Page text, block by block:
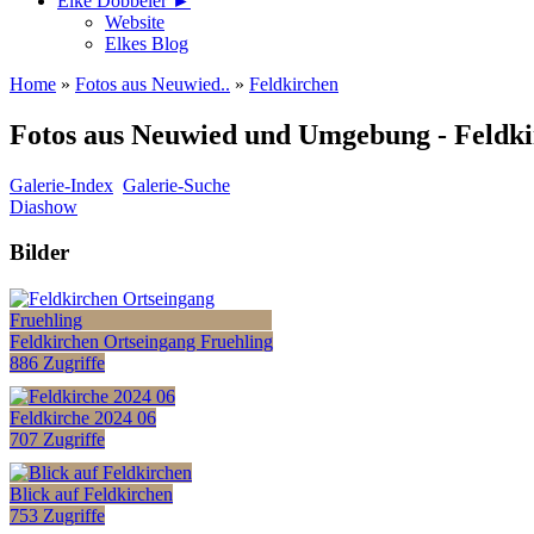
Website
Elkes Blog
Home » Fotos aus Neuwied.. » Feldkirchen
Fotos aus Neuwied und Umgebung -
Galerie-Index Galerie-Suche
Diashow
Bilder
Feldkirchen Ortseingang Fruehling
886 Zugriffe
Feldkirche 2024 06
707 Zugriffe
Blick auf Feldkirchen
753 Zugriffe